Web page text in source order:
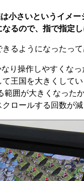
さいというイメー
るので、指で指定し
るようになったって
り操作しやすくなっ
王国を大きくしてい
囲が大きくなった
ロールする回数が減